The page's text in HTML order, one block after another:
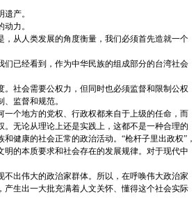
产。
力。
从人类发展的角度衡量，我们必须首先造就一个
已经看到，作为中华民族的组成部分的台湾社会
社会需要公权力，但同时也必须监督和限制公权
监督和规范。
个地方的党权、行政权都来自于上级的任命，而
无论从理论上还是实践上，这都不是一种合理的
健康的社会正常的政治活动。“枪杆子里出政权”，
的本质要求和社会存在的发展规律。对于现代中
出伟大的政治家群体。所以，在呼唤伟大政治家
生出一大批充满着人文关怀、懂得这个社会实际